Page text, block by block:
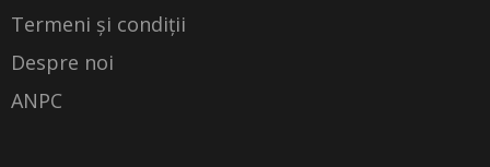
Termeni și condiții
Despre noi
ANPC